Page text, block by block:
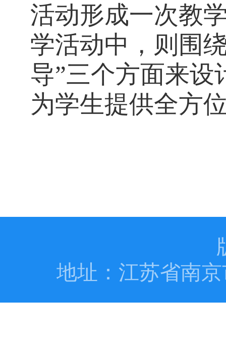
活动形成一次教
学活动中，则围
导”三个方面来
为学生提供全方
地址：江苏省南